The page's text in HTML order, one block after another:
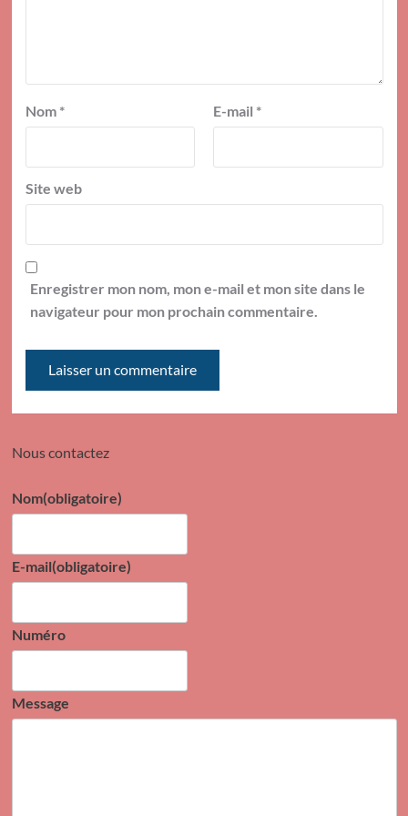
Nom * E-mail *
Site web
Enregistrer mon nom, mon e-mail et mon site dans le
navigateur pour mon prochain commentaire.
Nous contactez
Nom(obligatoire)
E-mail(obligatoire)
Numéro
Message